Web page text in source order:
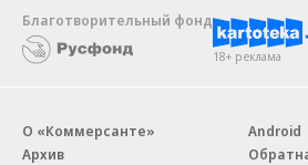
Благотворительный фонд
18+ реклама
О «Коммерсанте»
Архив
Android